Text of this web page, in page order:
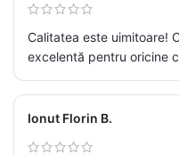
Calitatea este uimitoare!
excelentă pentru oricine
Ionut Florin B.